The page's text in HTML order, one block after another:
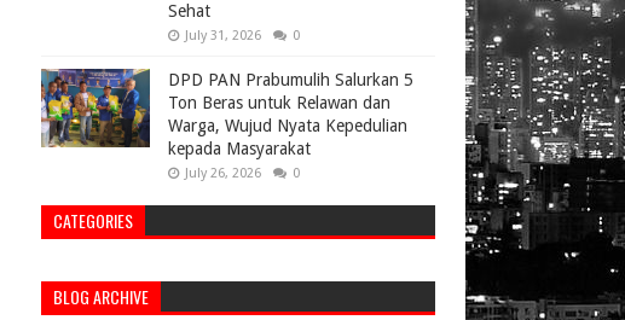
Sehat
July 31, 2026 0
DPD PAN Prabumulih Salurkan 5
Ton Beras untuk Relawan dan
Warga, Wujud Nyata Kepedulian
kepada Masyarakat
July 26, 2026 0
CATEGORIES
BLOG ARCHIVE